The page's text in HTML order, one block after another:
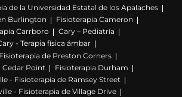
de la Universidad Estatal de los Apalaches
Burlington
Fisioterapia Cameron
Carrboro
Cary – Pediatría
- Terapia física ámbar
de Preston Corners
Cedar Point
Fisioterapia Durham
- Fisioterapia de Ramsey Street
- Fisioterapia de Village Drive